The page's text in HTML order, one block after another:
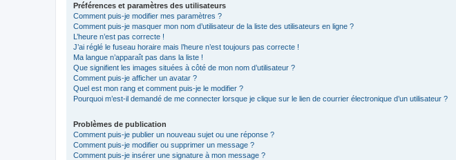
Préférences et paramètres des utilisateurs
Comment puis-je modifier mes paramètres ?
Comment puis-je masquer mon nom d’utilisateur de la liste des utilisateurs en ligne ?
L’heure n’est pas correcte !
J’ai réglé le fuseau horaire mais l’heure n’est toujours pas correcte !
Ma langue n’apparaît pas dans la liste !
Que signifient les images situées à côté de mon nom d’utilisateur ?
Comment puis-je afficher un avatar ?
Quel est mon rang et comment puis-je le modifier ?
Pourquoi m’est-il demandé de me connecter lorsque je clique sur le lien de courrier électronique d’un utilisateur ?
Problèmes de publication
Comment puis-je publier un nouveau sujet ou une réponse ?
Comment puis-je modifier ou supprimer un message ?
Comment puis-je insérer une signature à mon message ?